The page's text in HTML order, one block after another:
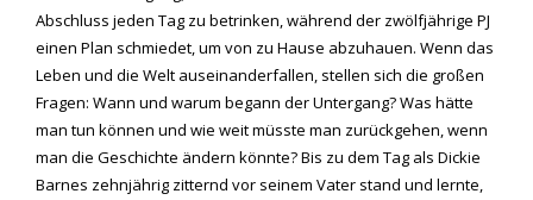
Abschluss jeden Tag zu betrinken, während der zwölfjährige PJ
einen Plan schmiedet, um von zu Hause abzuhauen. Wenn das
Leben und die Welt auseinanderfallen, stellen sich die großen
Fragen: Wann und warum begann der Untergang? Was hätte
man tun können und wie weit müsste man zurückgehen, wenn
man die Geschichte ändern könnte? Bis zu dem Tag als Dickie
Barnes zehnjährig zitternd vor seinem Vater stand und lernte,